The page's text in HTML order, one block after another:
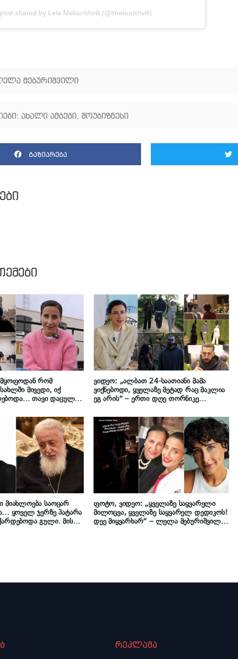
shared by Lela Meburishvili (@lmeburishvili)
მებურიშვილი
ახალი ამბები, შოუბიზნესი
გაზიარება
რომ
მივედი, იქ
თავი დაცულად
ამსტერდამი
მებურიშვილის
ვიდეო: „ალბათ 24-საათიანი მამა
ვიქნებოდი, ყველაზე მეტად რაც მაკლია
ეგ არის“ – ერთი დღე თორნიკე
ცხოვრება ბარსელონაში
მიახლოება საოცარ
ყოველ ჯერზე პატარა
გული. მისგან
ფოტო, ვიდეო: „ყველაზე საყვარელი
მილოცვა, ყველაზე საყვარელ დედიკოს!
დეე მიყვარხარ“ – ლელა მებურიშვილის
რეკლამა